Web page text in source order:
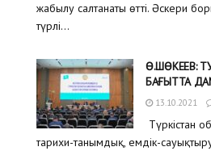
жабылу салтанаты өтті. Әскери
түрлі...
Ө.ШӨКЕЕВ:
БАҒЫТТА
13.10.2021
Түркістан
тарихи-танымдық, емдік-